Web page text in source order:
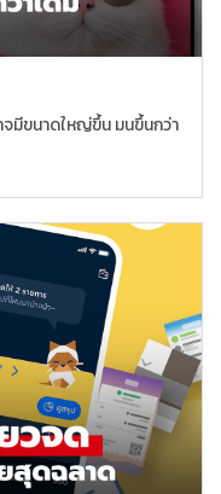
มีขนาดใหญ่ขึ้น มนขึ้นกว่า